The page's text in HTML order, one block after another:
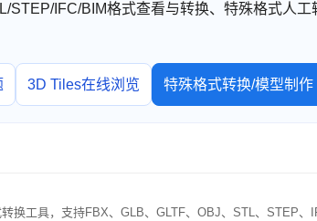
STEP/IFC/BIM格式查看与转换、特殊格式人
3D Tiles在线浏览 特殊格式转换/模型制作
换工具，支持FBX、GLB、GLTF、OBJ、STL、STEP、